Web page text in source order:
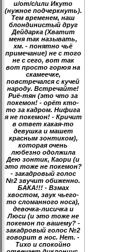
и/от/с/или Икуто
(нужное подчеркнуть).
Тем временем, наш
блондинистый друг
Дейдарка (Хватит
меня так называть,
хм. - понятно чьё
примечание) не с того
не с сего, вот так
вот просто горюя на
скамеечке,
повстречался с кучей
народу. Встречайте!
Риё-тян (это что за
покемон! - орёт кто-
то за кадром. Нифига
я не покемон! - Кричит
в ответ какая-то
девушка и машет
красным зонтиком),
которая очень
любезно одолжила
Дею зонтик, Каори (и
это тоже не покемон?
- закадровый голос
№2 звучит обиженно.
БАКА!!! - Взмах
хвостом, звук чьего-
то сломанного носа),
девочка-лисичка и
Люси (и это тоже не
покемон по вашему? -
закадровый голос №2
говорит в нос. Нет. -
Тихо и спокойно